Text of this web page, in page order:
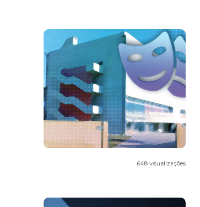
648 visualizações